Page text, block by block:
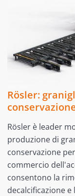
Rösler:
Rösler è leader
produzione di
conservazione
commercio
consentono la
decalcificazione